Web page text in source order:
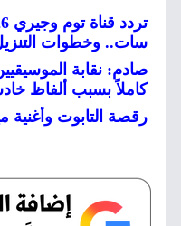
سات.. وخطوات
صادم: نقابة
كاملاً بسبب ألفاظ
رقصة التابوت وأغنية